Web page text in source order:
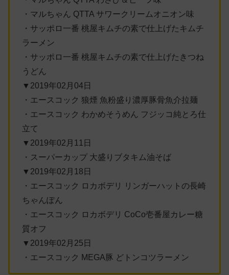
・マルちゃん QTTA サワークリームオニオン味
・サッポロ一番 桃屋キムチの素で仕上げたキムチ
ラーメン
・サッポロ一番 桃屋キムチの素で仕上げたきつね
うどん
▼2019年02月04日
・エースコック 狼煙 魚粉盛り濃厚豚骨魚介拉麺
・エースコック わかめそうめん フジッコ純とろ仕
立て
▼2019年02月11日
・スーパーカップ 大盛りブタキム油そば
▼2019年02月18日
・エースコック ロカボデリ リンガーハットの長崎
ちゃんぽん
・エースコック ロカボデリ CoCo壱番屋カレー糖
質オフ
▼2019年02月25日
・エースコック MEGA豚 どトンコツラーメン